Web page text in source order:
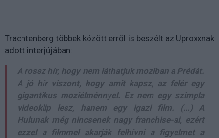
Trachtenberg többek között erről is beszélt az Uproxxnak
adott interjújában:
A rossz hír, hogy nem láthatjuk moziban a Prédát.
A jó hír viszont, hogy amit kapsz, az felér egy
gigantikus moziélménnyel. Ez nem egy szimpla
videoklip lesz, hanem egy igazi film. (…) A
Hulunak még nincsenek nagy franchise-ai, ezért
ezzel a filmmel akarják felhívni a figyelmet a